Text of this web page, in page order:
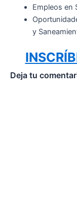
Empleos en
y
Deja tu